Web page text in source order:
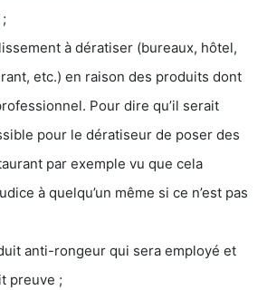
à dératiser (bureaux, hôtel,
etc.) en raison des produits dont
Pour dire qu’il serait
pour le dératiseur de poser des
par exemple vu que cela
à quelqu’un même si ce n’est pas
anti-rongeur qui sera employé et
preuve ;